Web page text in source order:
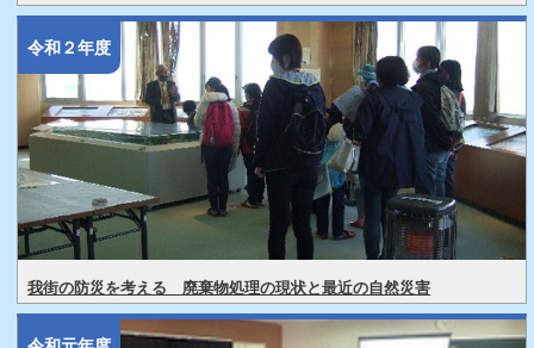
令和２年度
我街の防災を考える 廃棄物処理の現状と最近の自然災害